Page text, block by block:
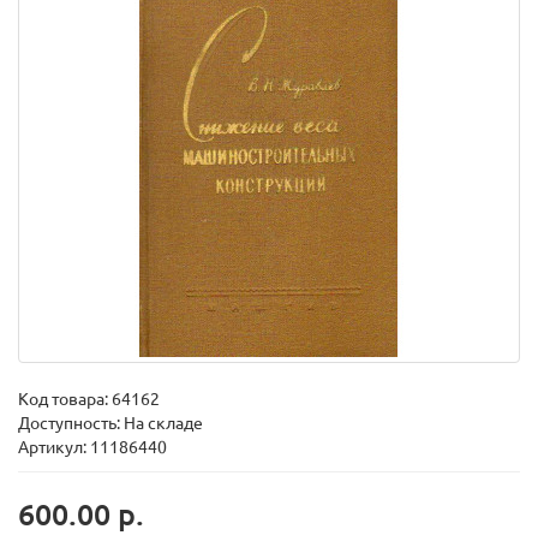
Код товара: 64162
Доступность: На складе
Артикул: 11186440
600.00 р.